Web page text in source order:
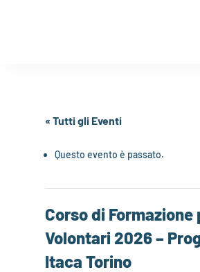
« Tutti gli Eventi
Questo evento è passato.
Corso di Formazione
Volontari 2026 –
Itaca Torino